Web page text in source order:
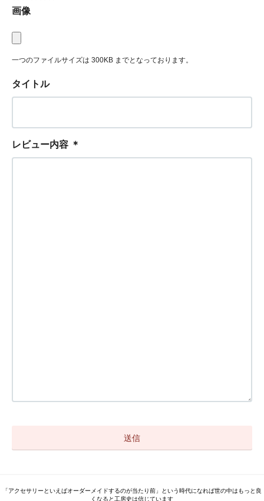
画像
一つのファイルサイズは 300KB までとなっております。
タイトル
レビュー内容 ＊
「アクセサリーといえばオーダーメイドするのが当たり前」という時代になれば世の中はもっと良
くなると工房史は信じています